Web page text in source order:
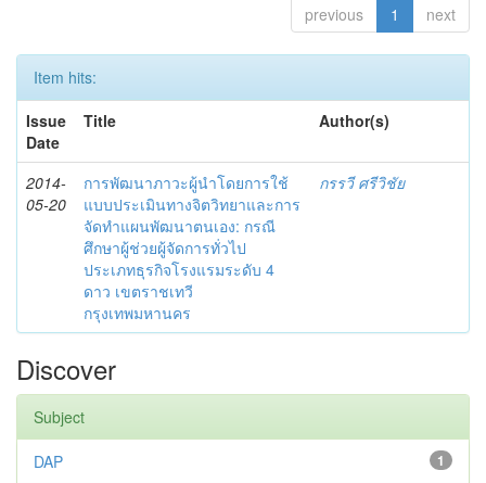
previous 1 next
Item hits:
Issue
Date
Title Author(s)
2014-
05-20
การพัฒนาภาวะผู้นำโดยการใช้
แบบประเมินทางจิตวิทยาและการ
จัดทำแผนพัฒนาตนเอง: กรณี
ศึกษาผู้ช่วยผู้จัดการทั่วไป
ประเภทธุรกิจโรงแรมระดับ 4
ดาว เขตราชเทวี
กรุงเทพมหานคร
กรรวี ศรีวิชัย
Discover
Subject
1
DAP